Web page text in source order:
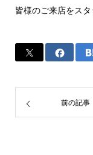
皆様のご来店をス
前の記事